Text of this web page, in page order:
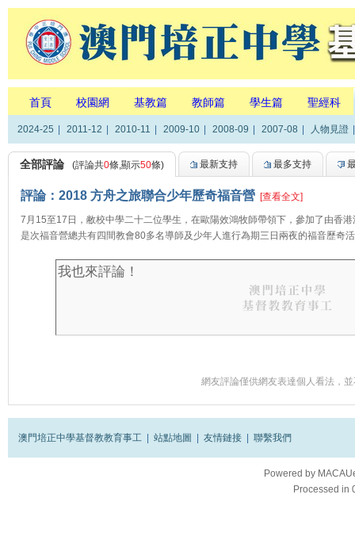
首頁 校園網 基教篇 教師篇 學生篇 聖經科
2024-25 2011-12 2010-11 2009-10 2008-09 2007-08 人物見證
全部評論 (評論共0條,顯示50條) 最新支持 最多支持
評論：2018 方舟之旅聯合少年歷奇福音營 [查看全文]
7月15至17日，敝校中學二十二位學生，在歐陽效鴻牧師帶領下，參加了由香
是次福音營總共有四間教會80多名導師及少年人進行為期三日兩夜的福音歷奇
網友評論僅供網友表達個人看法，
澳門培正中學基督教教育事工 站點地圖 友情鏈接 聯繫我們
Powered by
Processed in